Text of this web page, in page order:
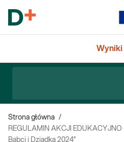
Wyniki
Strona główna /
REGULAMIN AKCJI
Babci i Dziadka 2024”